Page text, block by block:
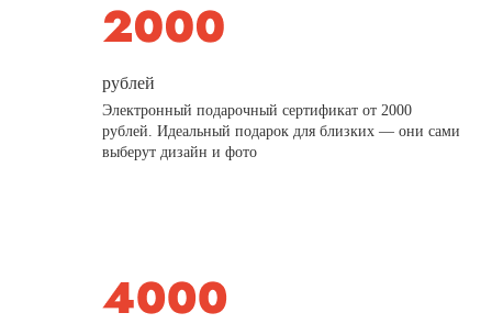
рублей
Электронный подарочный сертификат от 2000
рублей. Идеальный подарок для близких — они сами
выберут дизайн и фото